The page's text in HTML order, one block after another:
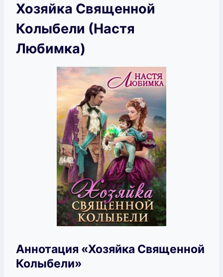
Хозяйка Священной
Колыбели (Настя
Любимка)
Аннотация «Хозяйка Священной
Колыбели»